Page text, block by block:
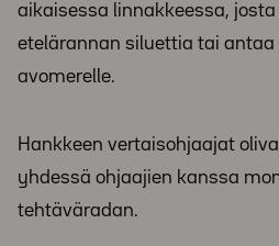
aikaisessa linnakkeessa,
etelärannan siluettia tai antaa
avomerelle.
Hankkeen vertaisohjaajat
yhdessä ohjaajien kanssa
tehtäväradan.